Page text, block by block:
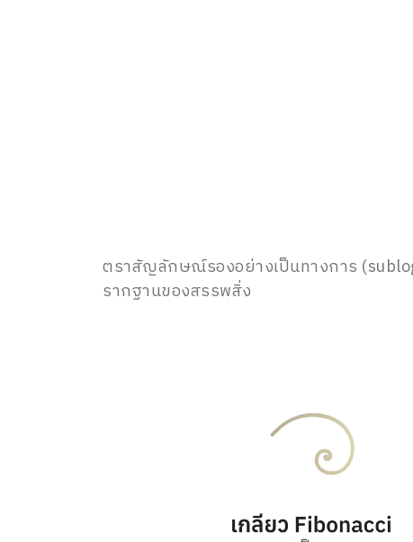
ตราสัญลักษณ์รองอย่างเป็นทางการ
รากฐานของสรรพสิ่ง